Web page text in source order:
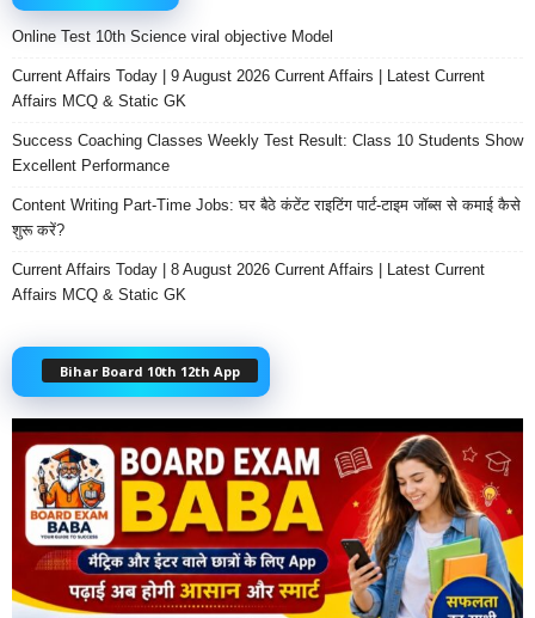
Online Test 10th Science viral objective Model
Current Affairs Today | 9 August 2026 Current Affairs | Latest Current
Affairs MCQ & Static GK
Success Coaching Classes Weekly Test Result: Class 10 Students Show
Excellent Performance
Content Writing Part-Time Jobs: घर बैठे कंटेंट राइटिंग पार्ट-टाइम जॉब्स से कमाई कैसे
शुरू करें?
Current Affairs Today | 8 August 2026 Current Affairs | Latest Current
Affairs MCQ & Static GK
Bihar Board 10th 12th App